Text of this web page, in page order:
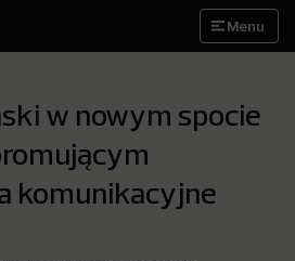
Menu
w nowym spocie
komunikacyjne